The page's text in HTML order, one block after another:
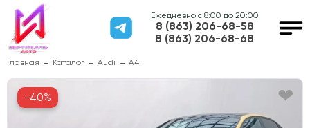
Ежедневно с 8:00 до 20:00
8 (863) 206-68-58
8 (863) 206-68-68
Главная Каталог Audi A4
-40%